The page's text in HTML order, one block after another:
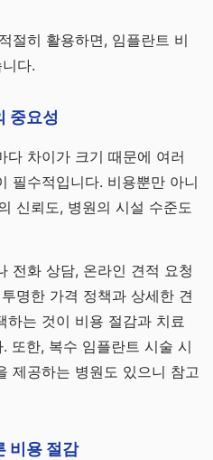
절히 활용하면, 임플란트 비
다.
중요성
다 차이가 크기 때문에 여러
필수적입니다. 비용뿐만 아니
신뢰도, 병원의 시설 수준도
전화 상담, 온라인 견적 요청
명한 가격 정책과 상세한 견
하는 것이 비용 절감과 치료
또한, 복수 임플란트 시술 시
제공하는 병원도 있으니 참고
비용 절감